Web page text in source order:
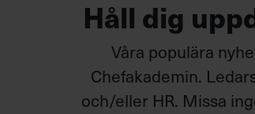
Håll dig
Våra populära
Chefakademin.
och/eller HR. Missa